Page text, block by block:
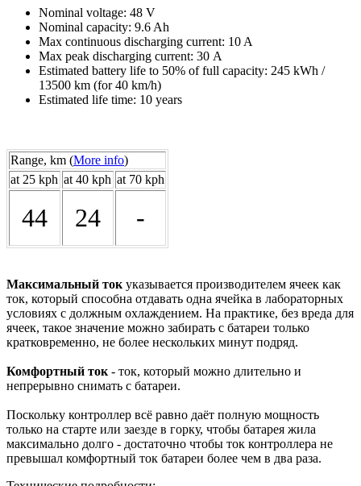
Nominal voltage: 48 V
Nominal capacity: 9.6 Ah
Max continuous discharging current: 10 A
Max peak discharging current: 30 А
Estimated battery life to 50% of full capacity: 245 kWh /
13500 km (for 40 km/h)
Estimated life time: 10 years
Range, km (More info)
at 25 kph at 40 kph at 70 kph
44 24 -
Максимальный ток указывается производителем ячеек как
ток, который способна отдавать одна ячейка в лабораторных
условиях с должным охлаждением. На практике, без вреда для
ячеек, такое значение можно забирать с батареи только
кратковременно, не более нескольких минут подряд.
Комфортный ток - ток, который можно длительно и
непрерывно снимать с батареи.
Поскольку контроллер всё равно даёт полную мощность
только на старте или заезде в горку, чтобы батарея жила
максимально долго - достаточно чтобы ток контроллера не
превышал комфортный ток батареи более чем в два раза.